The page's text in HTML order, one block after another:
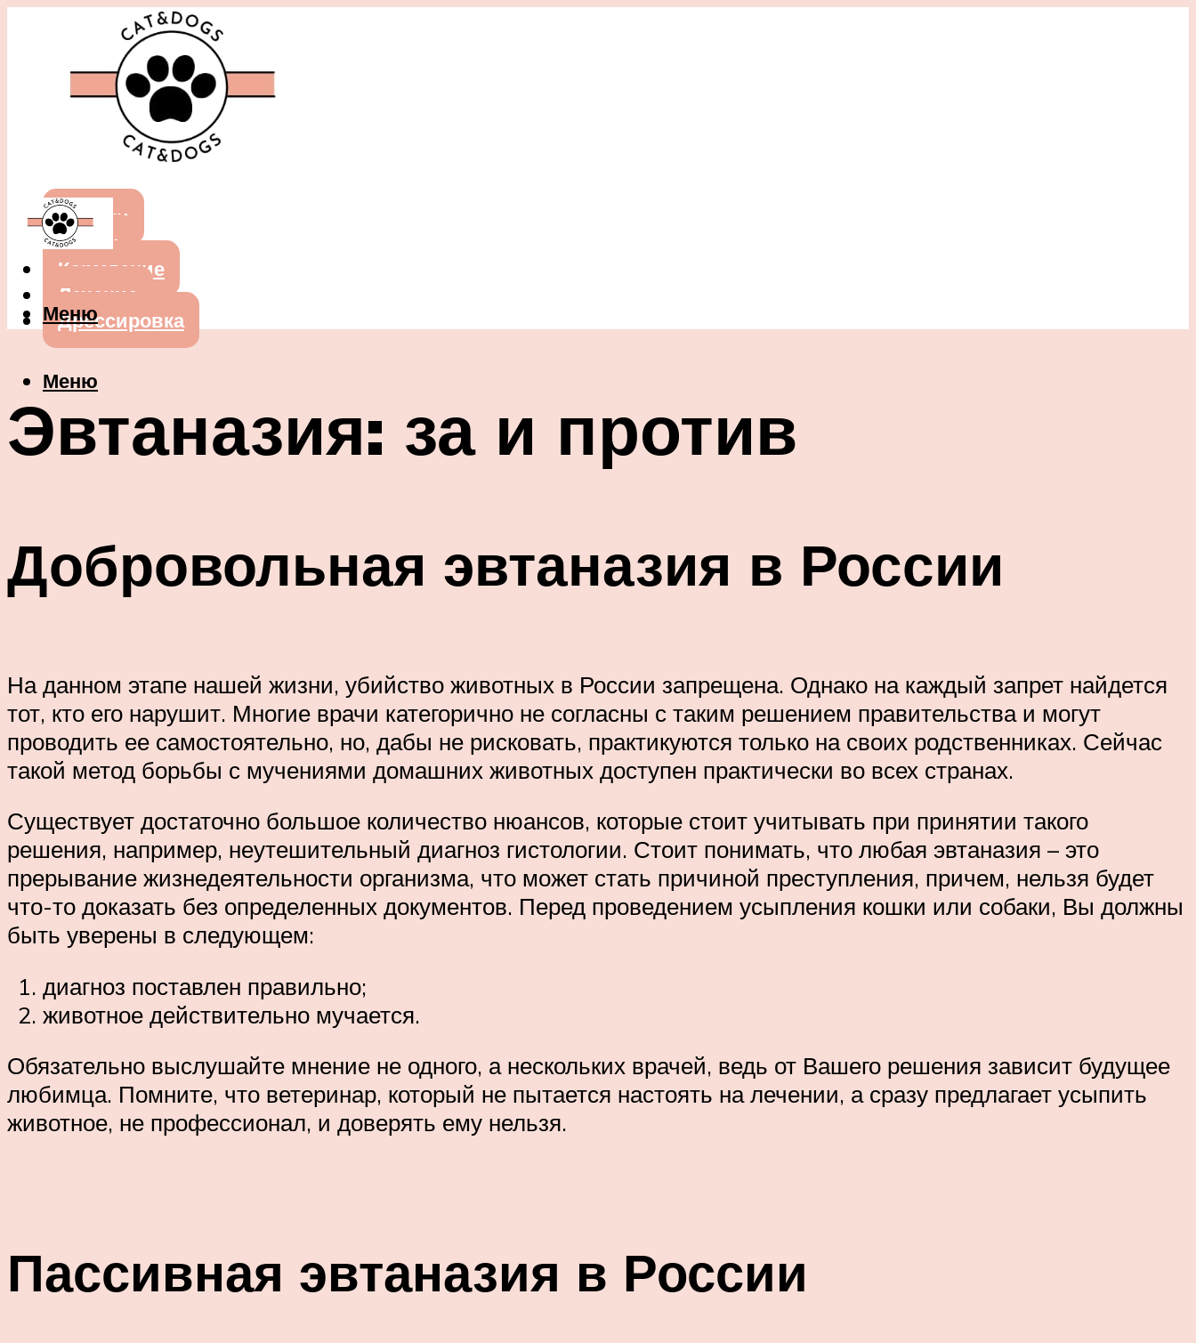
Собаки
Кошки
Кормление
Лечение
Дрессировка
Меню
Меню
Эвтаназия: за и против
Добровольная эвтаназия в России
На данном этапе нашей жизни, убийство животных в России запрещена. Однако на каждый запрет найдется
тот, кто его нарушит. Многие врачи категорично не согласны с таким решением правительства и могут
проводить ее самостоятельно, но, дабы не рисковать, практикуются только на своих родственниках. Сейчас
такой метод борьбы с мучениями домашних животных доступен практически во всех странах.
Существует достаточно большое количество нюансов, которые стоит учитывать при принятии такого
решения, например, неутешительный диагноз гистологии. Стоит понимать, что любая эвтаназия – это
прерывание жизнедеятельности организма, что может стать причиной преступления, причем, нельзя будет
что-то доказать без определенных документов. Перед проведением усыпления кошки или собаки, Вы должны
быть уверены в следующем:
диагноз поставлен правильно;
животное действительно мучается.
Обязательно выслушайте мнение не одного, а нескольких врачей, ведь от Вашего решения зависит будущее
любимца. Помните, что ветеринар, который не пытается настоять на лечении, а сразу предлагает усыпить
животное, не профессионал, и доверять ему нельзя.
Пассивная эвтаназия в России